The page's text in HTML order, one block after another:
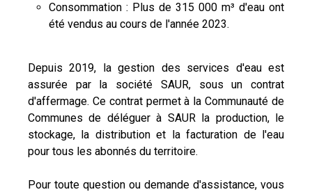
Consommation : Plus de 315 000 m³ d'eau ont
été vendus au cours de l'année 2023.
Depuis 2019, la gestion des services d'eau est
assurée par la société SAUR, sous un contrat
d'affermage. Ce contrat permet à la Communauté de
Communes de déléguer à SAUR la production, le
stockage, la distribution et la facturation de l'eau
pour tous les abonnés du territoire.
Pour toute question ou demande d'assistance, vous